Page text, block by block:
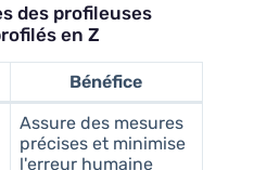
des profileuses
en Z
Bénéfice
Assure des mesures
précises et minimise
l'erreur humaine